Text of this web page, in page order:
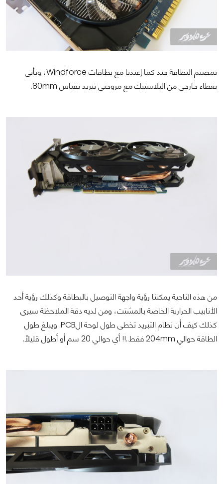
تمصيم البطاقة جيد كما إعتدنا مع بطاقات Windforce، ويأتي
بغطاء خارجي من البلاستيك مع مروحتي تبريد بقياس 80mm.
من هذه الناحية يمكننا رؤية واجهة التوصيل بالبطاقة وكذلك رؤية أحد
الأنابيب الحرارية الخاصة بالمشتت، ومن لديه دقة الملاحظة سيرى
كذلك كيف أن نظام التبريد تخطى طول لوحة الPCB. ويبلغ طول
الطاقة حوالي 204mm فقط..!! أي حوالي 20 سم أو أطول قليلاً.